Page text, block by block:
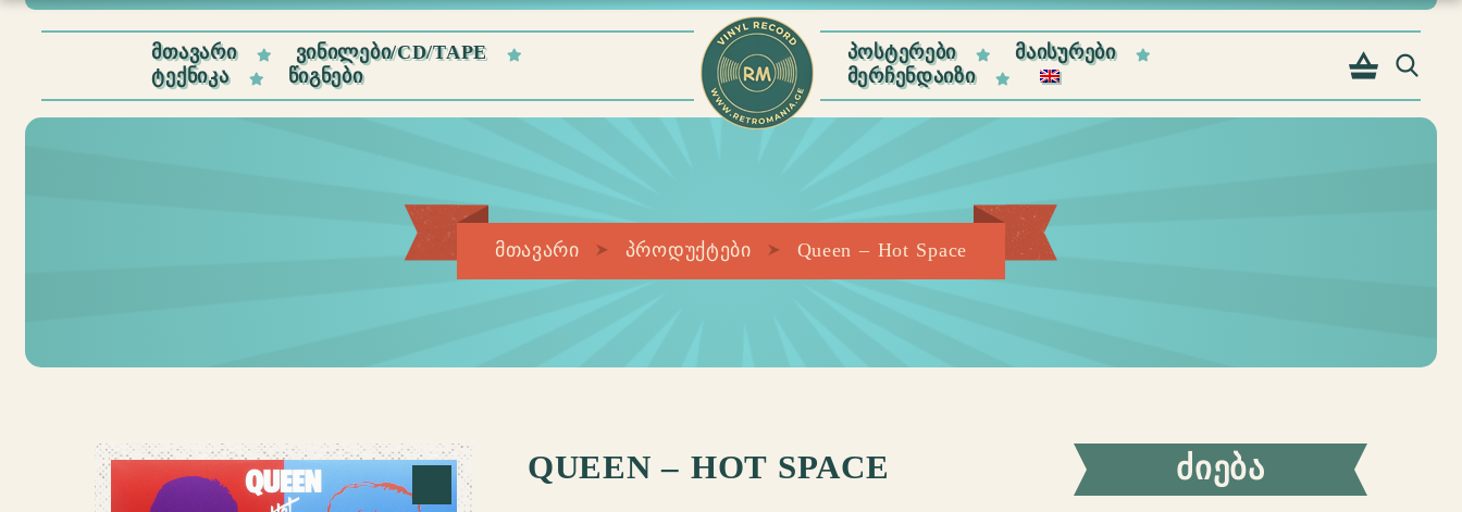
ᲛᲗᲐᲕᲐᲠᲘ
ᲕᲘᲜᲘᲚᲔᲑᲘ/CD/TAPE
ᲢᲔᲥᲜᲘᲙᲐ
ᲬᲘᲒᲜᲔᲑᲘ
ᲞᲝᲡᲢᲔᲠᲔᲑᲘ
ᲛᲐᲘᲡᲣᲠᲔᲑᲘ
ᲛᲔᲠᲩᲔᲜᲓᲐᲘᲖᲘ
მთავარი პროდუქტები Queen – Hot Space
ᲫᲘᲔᲑᲐ
QUEEN – HOT SPACE